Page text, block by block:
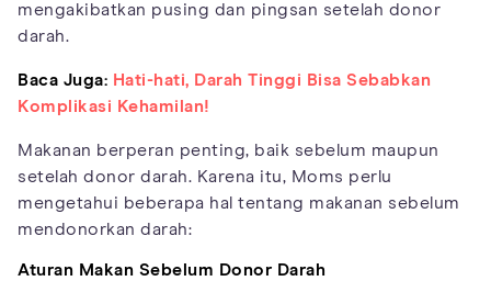
mengakibatkan pusing dan pingsan setelah donor
darah.
Baca Juga: Hati-hati, Darah Tinggi Bisa Sebabkan
Komplikasi Kehamilan!
Makanan berperan penting, baik sebelum maupun
setelah donor darah. Karena itu, Moms perlu
mengetahui beberapa hal tentang makanan sebelum
mendonorkan darah:
Aturan Makan Sebelum Donor Darah